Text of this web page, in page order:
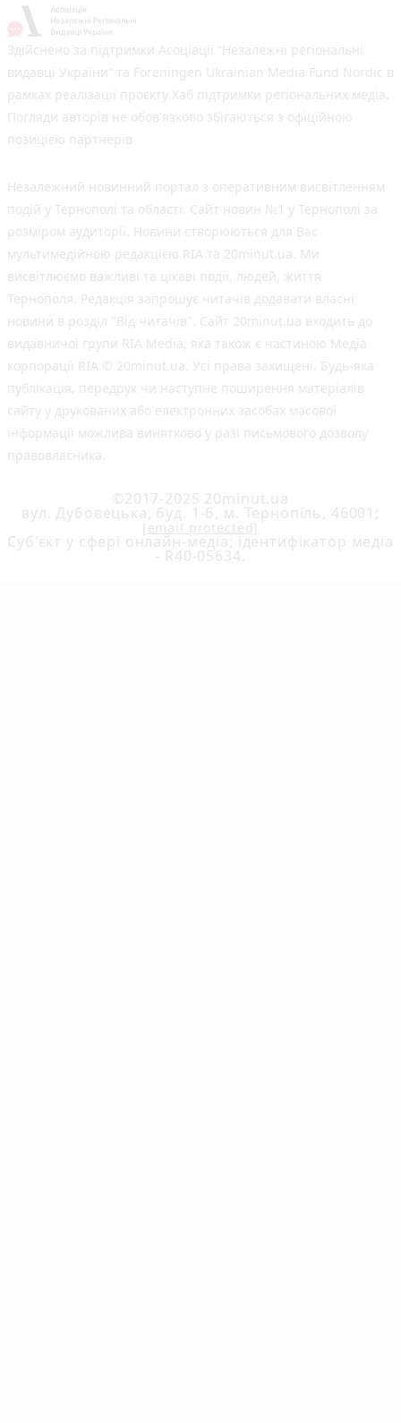
Здійснено за підтримки Асоціації “Незалежні регіональні
видавці України” та Foreningen Ukrainian Media Fund Nordic в
рамках реалізації проєкту Хаб підтримки регіональних медіа.
Погляди авторів не обов'язково збігаються з офіційною
позицією партнерів
Незалежний новинний портал з оперативним висвітленням
подій у Тернополі та області. Сайт новин №1 у Тернополі за
розміром аудиторії. Новини створюються для Вас
мультимедійною редакцією RIA та 20minut.ua. Ми
висвітлюємо важливі та цікаві події, людей, життя
Тернополя. Редакція запрошує читачів додавати власні
новини в розділ "Від читачів". Сайт 20minut.ua входить до
видавничої групи RIA Media, яка також є частиною Медіа
корпорації RIA © 20minut.ua. Усі права захищені. Будь-яка
публiкацiя, передрук чи наступне поширення матеріалів
сайту у друкованих або електронних засобах масової
інформації можлива винятково у разі письмового дозволу
правовласника.
©2017-2025 20minut.ua
вул. Дубовецька, буд. 1-б, м. Тернопіль, 46001;
[email protected]
Cуб'єкт у сфері онлайн-медіа; ідентифікатор медіа
- R40-05634.